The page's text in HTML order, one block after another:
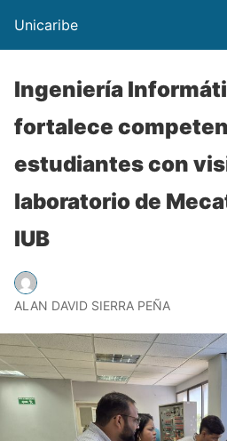
Unicaribe
Ingeniería
fortalece
estudiantes con
laboratorio de
IUB
ALAN DAVID SIERRA PEÑA